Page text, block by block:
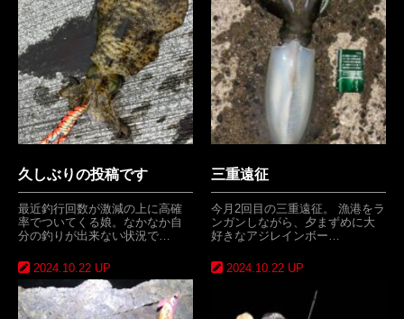
久しぶりの投稿です
最近釣行回数が激減の上に高確
率でついてくる娘。なかなか自
分の釣りが出来ない状況で…
三重遠征
今月2回目の三重遠征。 漁港をラ
ンガンしながら、夕まずめに大
好きなアジレインボー…
2024.10.22 UP 2024.10.22 UP